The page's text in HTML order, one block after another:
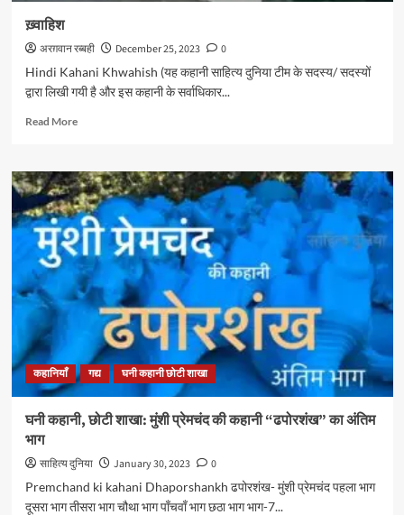
ख़्वाहिश
अरग़वान रब्बही December 25, 2023
0
Hindi Kahani Khwahish (यह कहानी साहित्य दुनिया टीम के सदस्य/ सदस्यों
द्वारा लिखी गयी है और इस कहानी के सर्वाधिकार...
Read MoreRead
ख़्वाहिश
कहानियाँ गद्य घनी कहानी छोटी शाखा
घनी कहानी, छोटी शाखा: मुंशी प्रेमचंद की कहानी “ढपोरशंख” का अंतिम
भाग
साहित्य दुनिया January 30, 2023
0
Premchand ki kahani Dhaporshankh ढपोरशंख- मुंशी प्रेमचंद पहला भाग
दूसरा भाग तीसरा भाग चौथा भाग पाँचवाँ भाग छठा भाग भाग-7...